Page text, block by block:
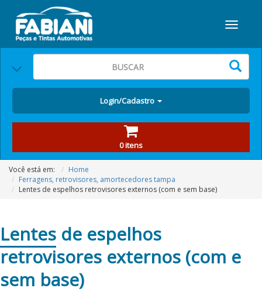
Login/Cadastro
0 itens
Você está em:
Home
Ferragens, retrovisores, amortecedores tampa
Lentes de espelhos retrovisores externos (com e sem base)
Lentes de espelhos
retrovisores externos (com e
sem base)